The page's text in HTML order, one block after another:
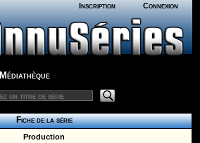
Inscription Connexion
Médiathèque
Fiche de la série
Production